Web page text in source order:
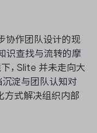
协作团队设计的现
识查找与流转的摩
，Slite 并未走向大
沉淀与团队认知对
方式解决组织内部